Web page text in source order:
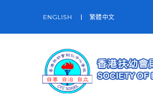
ENGLISH 繁體中文